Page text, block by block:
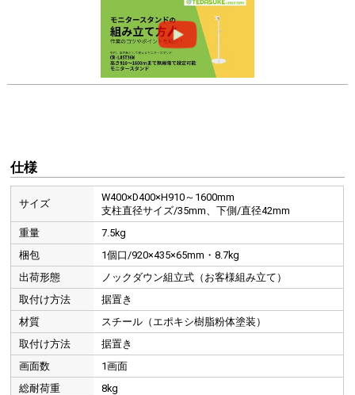
仕様
サイズ
W400×D400×H910～1600mm
支柱直径サイズ/35mm、下側/直径42mm
重量
7.5kg
梱包
1個口/920×435×65mm・8.7kg
出荷形態
ノックダウン組立式（お客様組み立て）
取付け方法
据置き
材質
スチール（エポキシ樹脂粉体塗装）
取付け方法
据置き
画面数
1画面
総耐荷重
8kg